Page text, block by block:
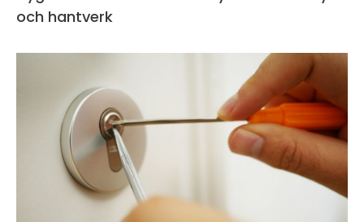
och hantverk